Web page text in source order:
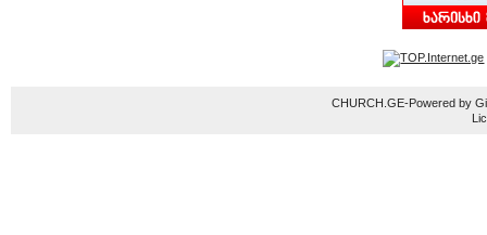
CHURCH.GE-Powered by